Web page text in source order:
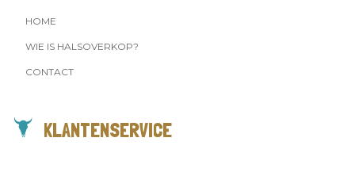
HOME
WIE IS HALSOVERKOP?
CONTACT
KLANTENSERVICE